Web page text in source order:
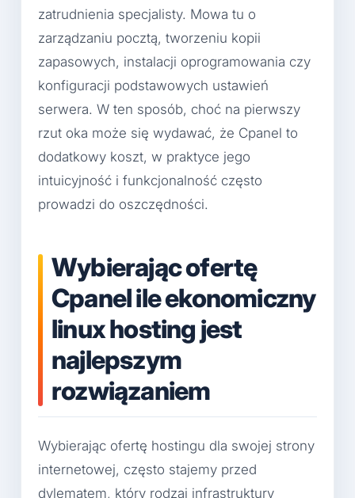
zatrudnienia specjalisty. Mowa tu o
zarządzaniu pocztą, tworzeniu kopii
zapasowych, instalacji oprogramowania czy
konfiguracji podstawowych ustawień
serwera. W ten sposób, choć na pierwszy
rzut oka może się wydawać, że Cpanel to
dodatkowy koszt, w praktyce jego
intuicyjność i funkcjonalność często
prowadzi do oszczędności.
Wybierając ofertę
Cpanel ile ekonomiczny
linux hosting jest
najlepszym
rozwiązaniem
Wybierając ofertę hostingu dla swojej strony
internetowej, często stajemy przed
dylematem, który rodzaj infrastruktury